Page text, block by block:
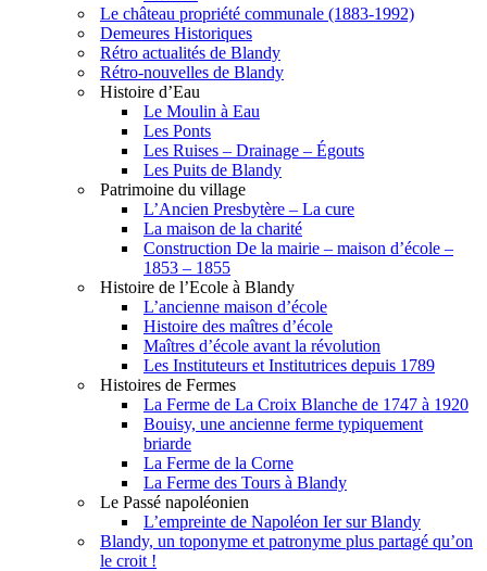
Le château propriété communale (1883-1992)
Demeures Historiques
Rétro actualités de Blandy
Rétro-nouvelles de Blandy
Histoire d’Eau
Le Moulin à Eau
Les Ponts
Les Ruises – Drainage – Égouts
Les Puits de Blandy
Patrimoine du village
L’Ancien Presbytère – La cure
La maison de la charité
Construction De la mairie – maison d’école –
1853 – 1855
Histoire de l’Ecole à Blandy
L’ancienne maison d’école
Histoire des maîtres d’école
Maîtres d’école avant la révolution
Les Instituteurs et Institutrices depuis 1789
Histoires de Fermes
La Ferme de La Croix Blanche de 1747 à 1920
Bouisy, une ancienne ferme typiquement
briarde
La Ferme de la Corne
La Ferme des Tours à Blandy
Le Passé napoléonien
L’empreinte de Napoléon Ier sur Blandy
Blandy, un toponyme et patronyme plus partagé qu’on
le croit !